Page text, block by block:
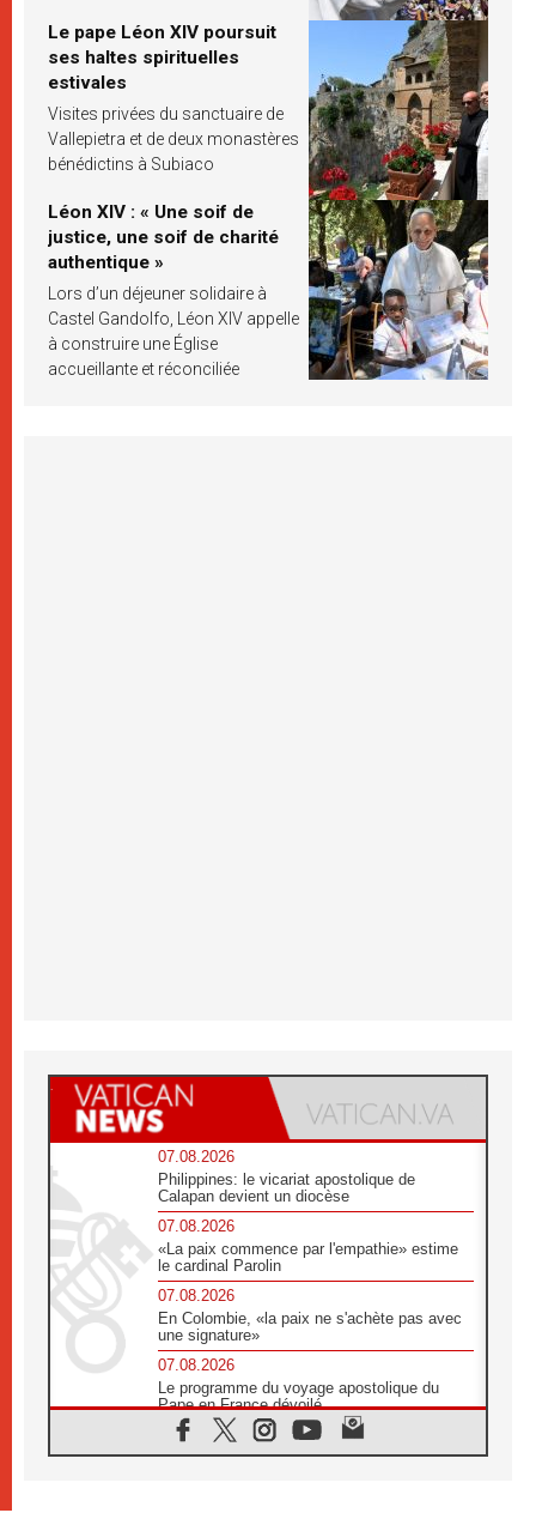
Le pape Léon XIV poursuit
ses haltes spirituelles
estivales
Visites privées du sanctuaire de
Vallepietra et de deux monastères
bénédictins à Subiaco
Léon XIV : « Une soif de
justice, une soif de charité
authentique »
Lors d’un déjeuner solidaire à
Castel Gandolfo, Léon XIV appelle
à construire une Église
accueillante et réconciliée
07.08.2026
Philippines: le vicariat apostolique de
Calapan devient un diocèse
07.08.2026
«La paix commence par l'empathie» estime
le cardinal Parolin
07.08.2026
En Colombie, «la paix ne s'achète pas avec
une signature»
07.08.2026
Le programme du voyage apostolique du
Pape en France dévoilé
07.08.2026
1ère Conférence continentale sur l'éducation